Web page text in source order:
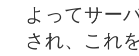
よってサー
され、これ